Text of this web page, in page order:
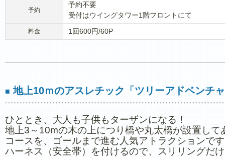
予約
予約不要
受付はウイングタワー1階フロントにて
料金 1回600円/60P
■ 地上10ｍのアスレチック「ツリーアドベンチ
ひととき、大人も子供もターザンになる！
地上3～10mの木の上につり橋や丸太橋が設置して
コースを、ゴールまで進む人気アトラクションで
ハーネス（安全帯）を付けるので、スリリングだ